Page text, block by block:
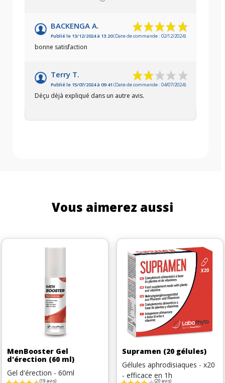
BACKENGA A.
Publié le 13/12/2024 à 13:20(Date de commande : 02/12/2024)
bonne satisfaction
Terry T.
Publié le 15/07/2024 à 09:41 (Date de commande : 04/07/2024)
Déçu déjà expliqué dans un autre avis.
Vous aimerez aussi
MenBooster Gel
d'érection (60 ml)
Gel d'érection - 60ml
Supramen (20 gélules)
Gélules aphrodisiaques - x20
- efficace en 1h